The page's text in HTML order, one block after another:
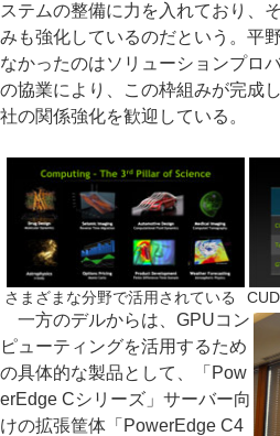
ステムの整備に力を入れており、
みも強化しているのだという。平
なかったのはソリューションプロ
の協業により、この枠組みが完成
社の関係強化を歓迎している。
さまざまな分野で活用されている
一方のデルからは、GPUコン
ピューティングを活用するため
の具体的な製品として、「Pow
erEdge Cシリーズ」サーバー向
けの拡張筐体「PowerEdge C4